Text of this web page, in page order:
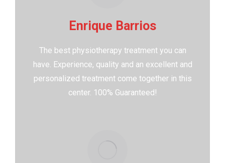
Enrique Barrios
The best physiotherapy treatment you can
have. Experience, quality and an excellent and
personalized treatment come together in this
center. 100% Guaranteed!